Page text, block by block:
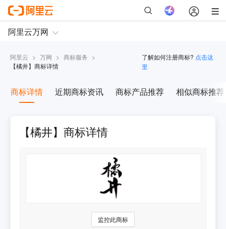
阿里云 > 万网 > 商标服务 >
【橘井】商标详情
了解如何注册商标? 点击这
里
商标详情 近期商标资讯 商标产品推荐 相似商标推荐
【橘井】商标详情
监控此商标